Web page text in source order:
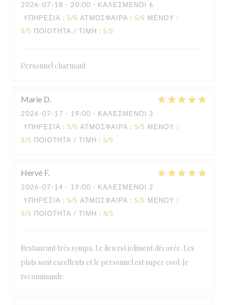
2026-07-18 - 20:00 - ΚΑΛΕΣΜΈΝΟΙ 6
ΥΠΗΡΕΣΊΑ : 5/5 ΑΤΜΌΣΦΑΙΡΑ : 5/5 ΜΕΝΟΎ :
5/5 ΠΟΙΌΤΗΤΑ / ΤΙΜΉ : 5/5
Personnel charmant
Marie D
2026-07-17 - 19:00 - ΚΑΛΕΣΜΈΝΟΙ 3
ΥΠΗΡΕΣΊΑ : 5/5 ΑΤΜΌΣΦΑΙΡΑ : 5/5 ΜΕΝΟΎ :
5/5 ΠΟΙΌΤΗΤΑ / ΤΙΜΉ : 5/5
Hervé F
2026-07-14 - 19:00 - ΚΑΛΕΣΜΈΝΟΙ 2
ΥΠΗΡΕΣΊΑ : 5/5 ΑΤΜΌΣΦΑΙΡΑ : 5/5 ΜΕΝΟΎ :
5/5 ΠΟΙΌΤΗΤΑ / ΤΙΜΉ : 4/5
Restaurant très sympa. Le lieu est joliment décorée. Les
plats sont excellents et le personnel est super cool. Je
recommande.